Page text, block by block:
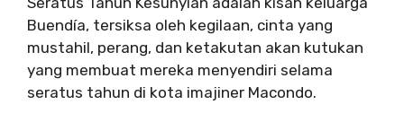
Buendía, tersiksa oleh kegilaan, cinta yang
mustahil, perang, dan ketakutan akan kutukan
yang membuat mereka menyendiri selama
seratus tahun di kota imajiner Macondo.